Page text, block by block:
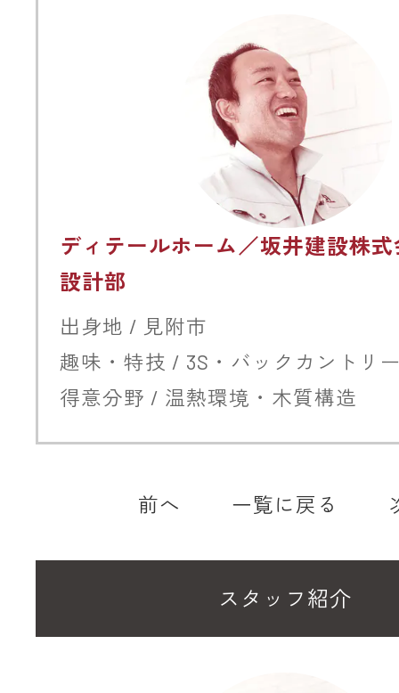
ディテールホーム／坂井建設株
設計部
出身地 / 見附市
趣味・特技 / 3S・バックカントリ
得意分野 / 温熱環境・木質構造
前へ 一覧に戻る
スタッフ紹介